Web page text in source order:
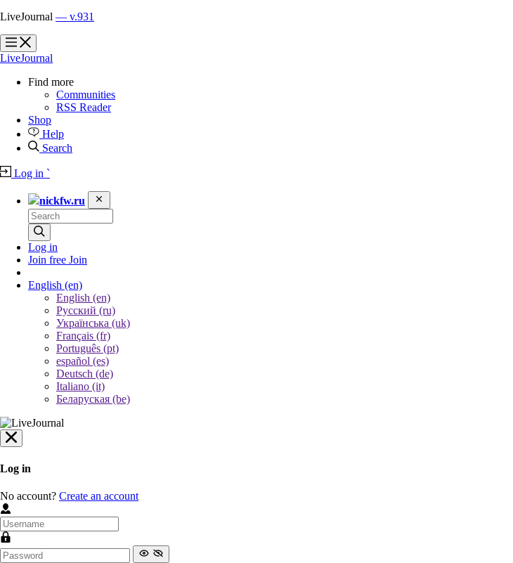
LiveJournal — v.931
?
?
LiveJournal
Find more
Communities
RSS Reader
Shop
Help
Search
Log in `
nickfw.ru
Log in
Join free Join
English (en)
English (en)
Русский (ru)
Українська (uk)
Français (fr)
Português (pt)
español (es)
Deutsch (de)
Italiano (it)
Беларуская (be)
Log in
No account? Create an account